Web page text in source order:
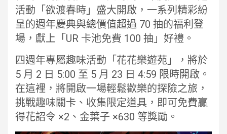
活動「欲渡春時」盛大開啟，一系列精彩紛
呈的週年慶典與總價值超過 70 抽的福利登
場，獻上「UR 卡池免費 100 抽」好禮。
四週年專屬趣味活動「花花樂遊苑」，將於
5 月 2 日 5:00 至 5 月 23 日 4:59 限時開啟。
在這裡，將開啟一場輕鬆歡樂的探險之旅，
挑戰趣味關卡、收集限定道具，即可免費贏
得花詔令 ×2、金葉子 ×630 等獎勵。